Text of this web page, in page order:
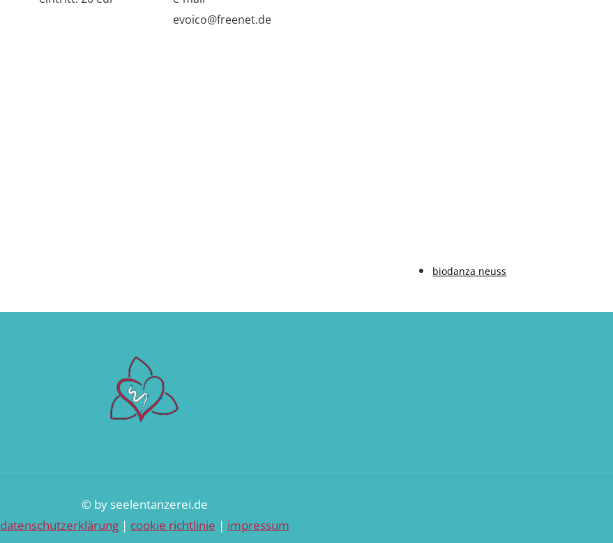
evoico@freenet.de
biodanza neuss
© by seelentanzerei.de
datenschutzerklärung| cookie richtlinie | impressum